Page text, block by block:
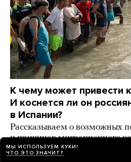
К чему может привести
И коснется ли он
в Испании?
Рассказываем о возможных
и причинах миграционного
ИСТОРИИ день назад
МЫ ИСПОЛЬЗУЕМ КУКИ!
ЧТО ЭТО ЗНАЧИТ?